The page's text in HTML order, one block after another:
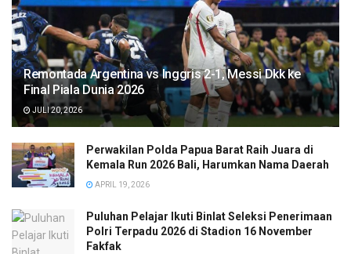
Remontada Argentina vs Inggris 2-1, Messi Dkk ke
Final Piala Dunia 2026
JULI 20, 2026
Perwakilan Polda Papua Barat Raih Juara di
Kemala Run 2026 Bali, Harumkan Nama Daerah
APRIL 19, 2026
Puluhan Pelajar Ikuti Binlat Seleksi Penerimaan
Polri Terpadu 2026 di Stadion 16 November
Fakfak